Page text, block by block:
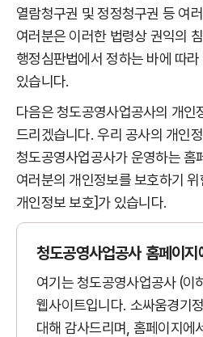
열람청구권 및 정정청구권 등 여
여러분은 이러한 법령상 권익의
행정심판법에서 정하는 바에 따
있습니다.
다음은 청도공영사업공사의 개인
드리겠습니다. 우리 공사의 개인
청도공영사업공사가 운영하는 홈
여러분의 개인정보를 보호하기
개인정보 보호]가 있습니다.
청도공영사업공사 홈페이
여기는 청도공영사업공사 (이
웹사이트입니다. 소싸움경기
대해 감사드리며, 홈페이지에